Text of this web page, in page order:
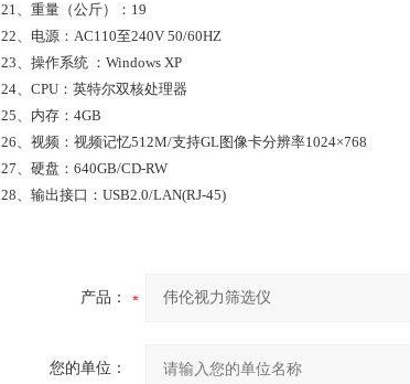
21、重量（公斤）：19
22、电源：AC110至240V 50/60HZ
23、操作系统 ：Windows XP
24、CPU：英特尔双核处理器
25、内存：4GB
26、视频：视频记忆512M/支持GL图像卡分辨率1024×768
27、硬盘：640GB/CD-RW
28、输出接口：USB2.0/LAN(RJ-45)
产品：
您的单位：